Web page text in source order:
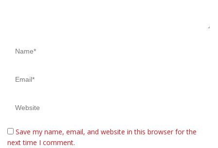
Save my name, email, and website in this browser for the
next time I comment.